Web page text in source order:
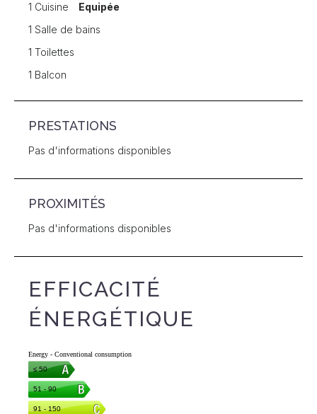
1 Cuisine
Equipée
1 Salle de bains
1 Toilettes
1 Balcon
PRESTATIONS
Pas d'informations disponibles
PROXIMITÉS
Pas d'informations disponibles
EFFICACITÉ
ÉNERGÉTIQUE